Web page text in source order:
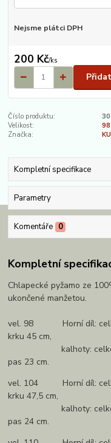
Nejsme plátci DPH
200 Kč/ks
Číslo produktu:
Velikost:
98
Značka:
Kompletní specifikace
Parametry
Komentáře 0
Kompletní
Chlapecké pyžamo ze
ukončené manžetou.
vel. 98 Horní díl:
krku 45 cm,
kalhoty: celková
pas 23 cm.
vel. 104 Horní díl:
krku 47,5 cm,
kalhoty: celková
pas 24 cm.